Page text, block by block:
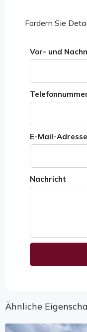
Fordern Sie
Vor- und
E-Mail-Adresse
Nachricht
Ähnliche